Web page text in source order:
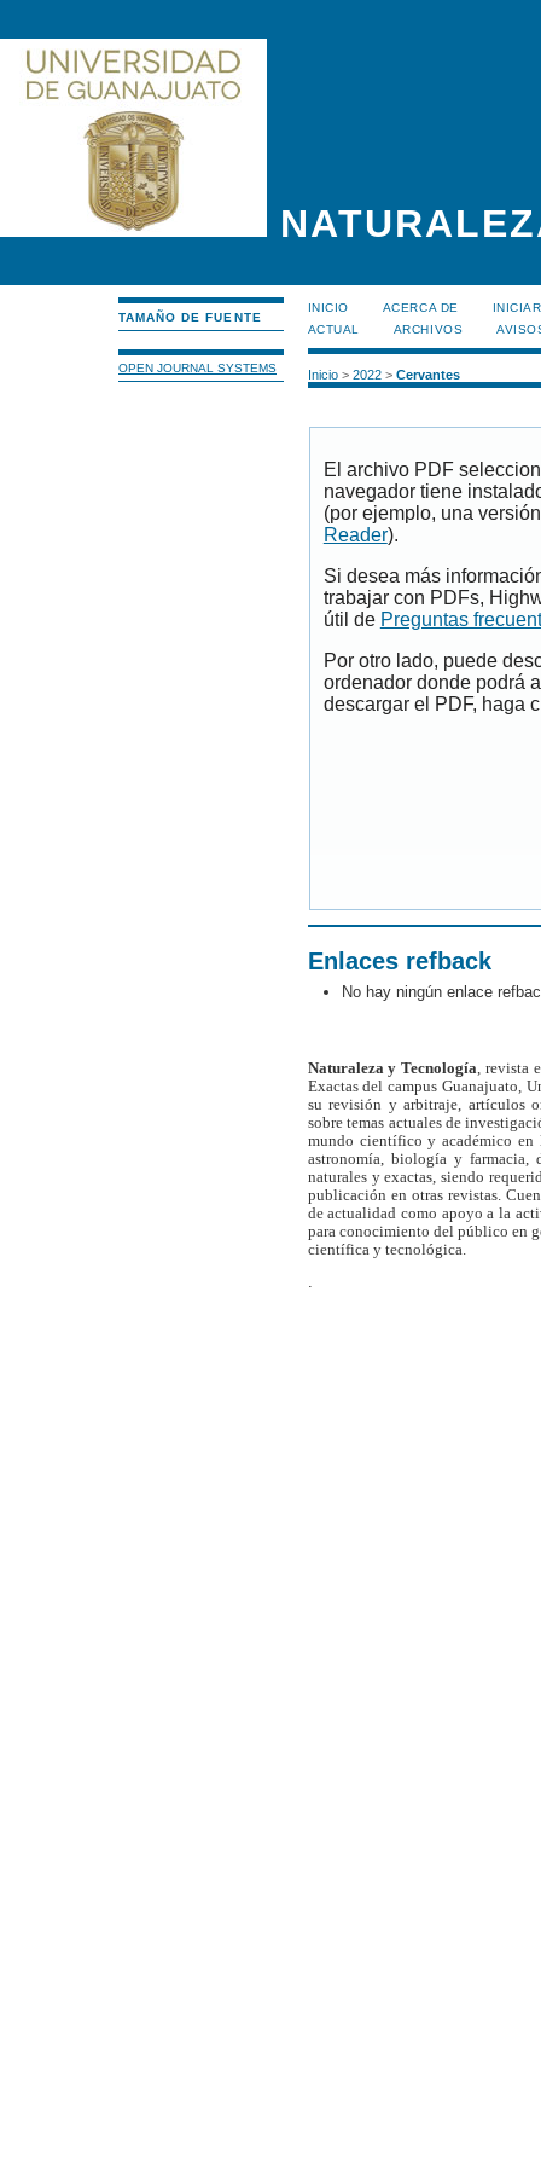
TAMAÑO DE FUENTE
OPEN JOURNAL SYSTEMS
INICIO ACERCA DE
ACTUAL
ARCHIVOS
Inicio> 2022> Cervantes
El archivo PDF
navegador tiene
(por ejemplo, una
Reader).
Si desea más
trabajar con PDFs,
útil de Preguntas
Por otro lado, puede
ordenador donde podrá
descargar el PDF, haga
Enlaces refback
No hay ningún enlace
Naturaleza y Tecnología, revista
Exactas del campus Guanajuato,
su revisión y arbitraje, artículos
sobre temas actuales de
mundo científico y académico en
astronomía, biología y farmacia,
naturales y exactas, siendo
publicación en otras revistas.
de actualidad como apoyo a la
para conocimiento del público en
científica y tecnológica.
.